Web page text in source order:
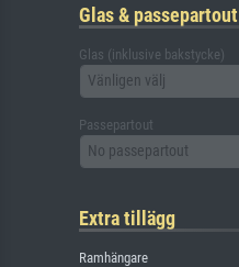
Glas & passepartout
Glas (inklusive bakstycke)
Vänligen välj
Passepartout
No passepartout
Extra tillägg
Ramhängare